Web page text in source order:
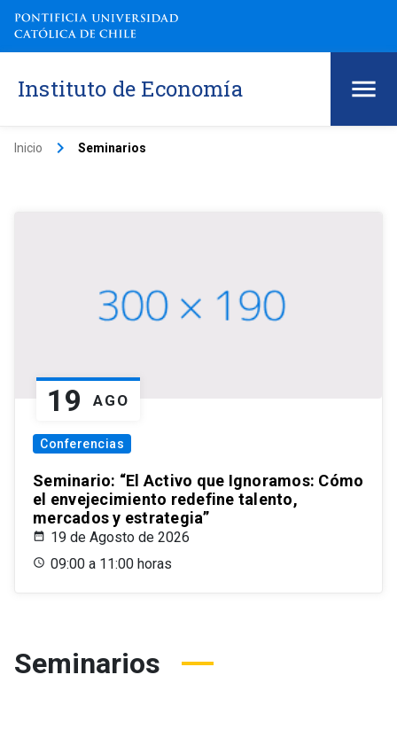
Instituto de Economía
Inicio keyboard_arrow_right Seminarios
19 AGO
Conferencias
Seminario: “El Activo que Ignoramos: Cómo
el envejecimiento redefine talento,
mercados y estrategia”
19 de Agosto de 2026
09:00 a 11:00 horas
Seminarios